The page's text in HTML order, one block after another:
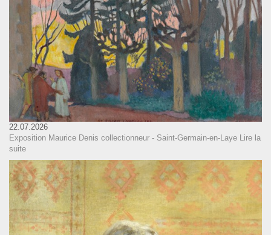
22.07.2026
Exposition Maurice Denis collectionneur - Saint-Germain-en-Laye Lire la
suite